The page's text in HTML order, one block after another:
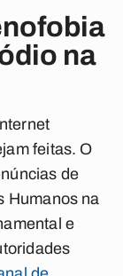
na
feitas. O
de
Humanos na
e